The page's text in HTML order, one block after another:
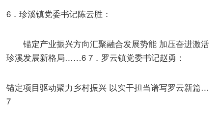
6．珍溪镇党委书记陈云胜：
锚定产业振兴方向汇聚融合发展势能 加压奋进激活
珍溪发展新格局……6 7．罗云镇党委书记赵勇：
锚定项目驱动聚力乡村振兴 以实干担当谱写罗云新篇…
7